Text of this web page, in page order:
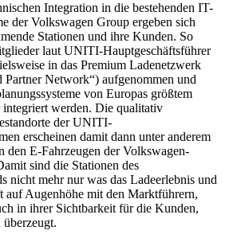
Integration in die bestehenden IT-
der Volkswagen Group ergeben sich
Stationen und ihre Kunden. So
laut UNITI-Hauptgeschäftsführer
in das Premium Ladenetzwerk
Partner Network“) aufgenommen und
von Europas größtem
integriert werden. Die qualitativ
der UNITI-
erscheinen damit dann unter anderem
den E-Fahrzeugen der Volkswagen-
sind die Stationen des
nicht mehr nur was das Ladeerlebnis und
auf Augenhöhe mit den Marktführern,
in ihrer Sichtbarkeit für die Kunden,